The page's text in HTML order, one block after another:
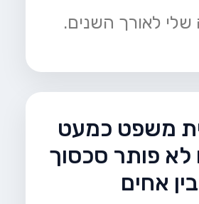
לאורך השנים.
משפט כמעט
פותר סכסוך
בין אחים